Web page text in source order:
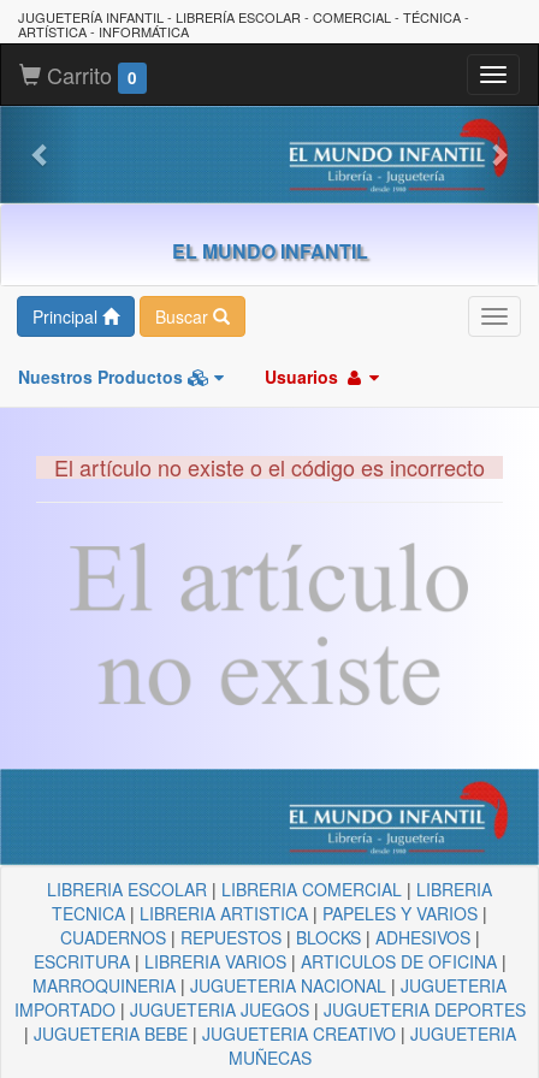
JUGUETERÍA INFANTIL - LIBRERÍA ESCOLAR - COMERCIAL - TÉCNICA -
ARTÍSTICA - INFORMÁTICA
Carrito 0
EL MUNDO INFANTIL
Principal Buscar
Nuestros Productos Usuarios
El artículo no existe o el código es incorrecto
LIBRERIA ESCOLAR | LIBRERIA COMERCIAL | LIBRERIA
TECNICA | LIBRERIA ARTISTICA | PAPELES Y VARIOS |
CUADERNOS| REPUESTOS| BLOCKS| ADHESIVOS|
ESCRITURA| LIBRERIA VARIOS| ARTICULOS DE OFICINA|
MARROQUINERIA | JUGUETERIA NACIONAL | JUGUETERIA
IMPORTADO| JUGUETERIA JUEGOS| JUGUETERIA DEPORTES
| JUGUETERIA BEBE| JUGUETERIA CREATIVO| JUGUETERIA
MUÑECAS